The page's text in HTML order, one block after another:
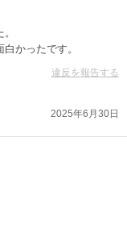
かったです。
違反を報告する
2025年6月30日